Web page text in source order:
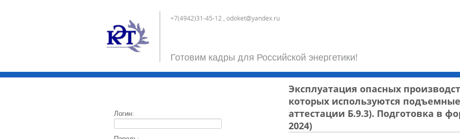
+7(4942)31-45-12 , odoket@yandex.ru
Готовим кадры для Российской энергетики!
Логин:
Эксплуатация опасных
которых используются
аттестации Б.9.3). Подготовка в
2024)